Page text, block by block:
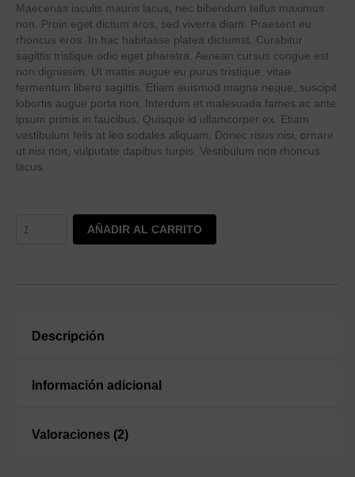
Maecenas iaculis mauris lacus, nec bibendum tellus maximus
non. Proin eget dictum eros, sed viverra diam. Praesent eu
rhoncus eros. In hac habitasse platea dictumst. Curabitur
sagittis tristique odio eget pharetra. Aenean cursus congue est
non dignissim. Ut mattis augue eu purus tristique, vitae
fermentum libero sagittis. Etiam euismod magna neque, suscipit
lobortis augue porta non. Interdum et malesuada fames ac ante
ipsum primis in faucibus. Quisque id ullamcorper ex. Etiam
vestibulum felis at leo sodales aliquam. Donec risus nisi, ornare
ut nisi non, vulputate dapibus turpis. Vestibulum non rhoncus
lacus.
AÑADIR AL CARRITO
Descripción
Información adicional
Valoraciones (2)